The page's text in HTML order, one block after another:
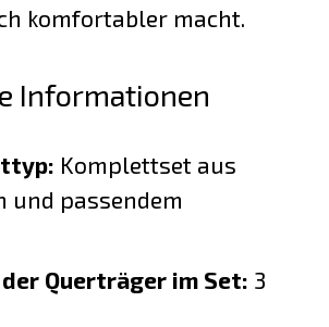
komfortabler macht.
Informationen
Komplettset aus
und passendem
Querträger im Set: 3